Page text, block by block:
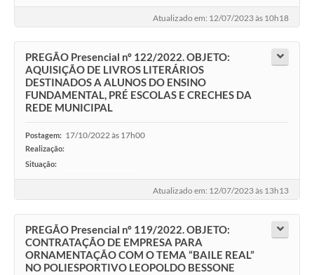
Atualizado em: 12/07/2023 às 10h18
PREGÃO Presencial nº 122/2022. OBJETO:
AQUISIÇÃO DE LIVROS LITERÁRIOS
DESTINADOS A ALUNOS DO ENSINO
FUNDAMENTAL, PRÉ ESCOLAS E CRECHES DA
REDE MUNICIPAL
Postagem: 17/10/2022 às 17h00
Realização:
Situação:
Atualizado em: 12/07/2023 às 13h13
PREGÃO Presencial nº 119/2022. OBJETO:
CONTRATAÇÃO DE EMPRESA PARA
ORNAMENTAÇÃO COM O TEMA “BAILE REAL”
NO POLIESPORTIVO LEOPOLDO BESSONE